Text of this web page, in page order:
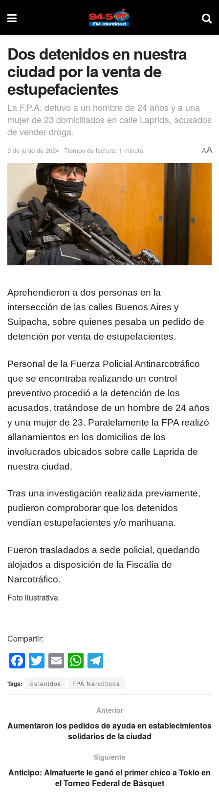
Dos detenidos en nuestra
ciudad por la venta de
estupefacientes
La F.P.A. detuvo a un hombre de 24 años y a una
mujer de 23 domiciliados en calle Laprida, acusados
de vender droga.
5 de junio de 2024 Tiempo de lectura: 1 minuto AA
Aprehendieron a dos personas en la
intersección de las calles Buenos Aires y
Suipacha, sobre quienes pesaba un pedido de
detención por venta de estupefacientes.
Personal de la Fuerza Policial Antinarcotráfico
que se encontraba realizando un control
preventivo procedió a la detención de los
acusados, tratándose de un hombre de 24 años
y una mujer de 23. Paralelamente la FPA realizó
allanamientos en los domicilios de los
involucrados ubicados sobre calle Laprida de
nuestra ciudad.
Tras una investigación realizada previamente,
pudieron comproborar que los detenidos
vendían estupefacientes y/o marihuana.
Fueron trasladados a sede policial, quedando
alojados a disposición de la Fiscalía de
Narcotráfico.
Foto ilustrativa
Compartir:
F
a
c
b
k
T
wi
tt
E
m
ail
W
h
at
A
p
el
e
gr
a
m
Tags: detenidos FPA Narcóticos
Anterior
Aumentaron los pedidos de ayuda en establecimientos
solidarios de la ciudad
Siguiente
Anticipo: Almafuerte le ganó el primer chico a Tokio en
el Torneo Federal de Básquet